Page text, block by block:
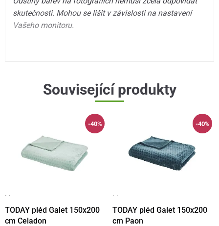
skutečnosti. Mohou se lišit v závislosti na nastavení
Vašeho monitoru.
Související produkty
-40%
· ·
TODAY pléd Galet 150x200
cm Celadon
-40%
· ·
TODAY pléd Galet 150x200
cm Paon